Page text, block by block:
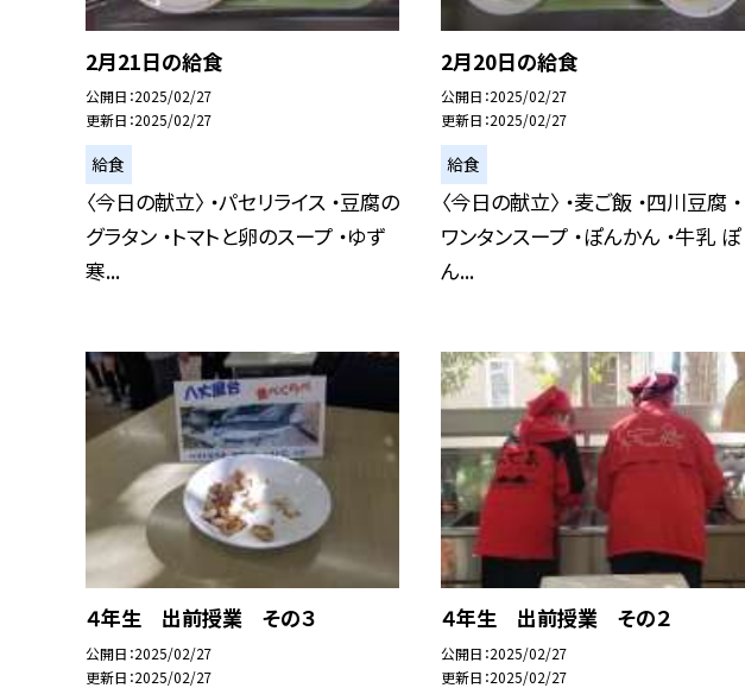
2月21日の給食
公開日 2025/02/27
更新日 2025/02/27
給食
〈今日の献立〉 ・パセリライス ・豆腐の
グラタン ・トマトと卵のスープ ・ゆず
寒...
2月20日の給食
公開日 2025/02/27
更新日 2025/02/27
給食
〈今日の献立〉 ・麦ご飯 ・四川豆腐 ・
ワンタンスープ ・ぽんかん ・牛乳 ぽ
ん...
４年生 出前授業 その３
公開日 2025/02/27
更新日 2025/02/27
４年生 出前授業 その２
公開日 2025/02/27
更新日 2025/02/27